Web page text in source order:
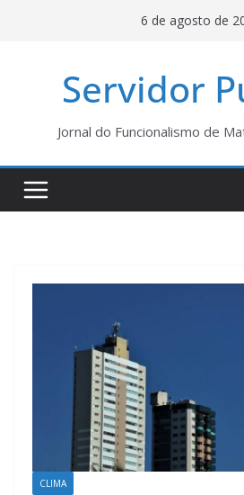
6 de agosto de
Servidor
Jornal do Funcionalismo de
CLIMA